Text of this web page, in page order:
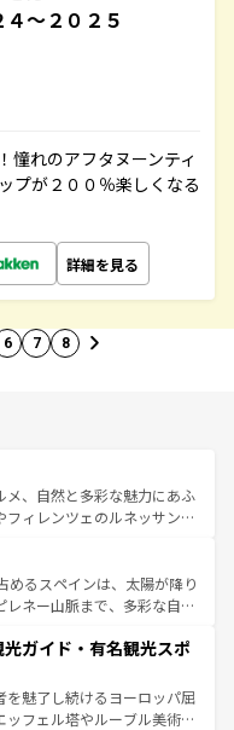
～２０２５
憧れのアフタヌーンティ
プが２００％楽しくなる
詳細を見る
6 7 8
メ、自然と多彩な魅力にあふ
フィレンツェのルネッサンス
風景やアマルフィ海岸の絶
。観光の合間には、本場の
リア料理を堪能することも
られない旅をしてみよう！
めるスペインは、太陽が降り
ネー山脈まで、多彩な自然
的なフラメンコ、熱気あふ
スが生活の一部となってい
た雰囲気や、バルセロナの
では古代ローマ遺跡や中世
ガイド・有名観光スポ
を魅了し続けるヨーロッパ屈
フェル塔やルーブル美術館